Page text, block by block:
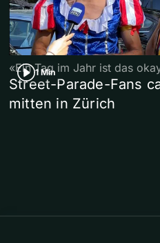
1 Min
«Ein Tag im Jahr ist das
Street-Parade-Fans
mitten in Zürich